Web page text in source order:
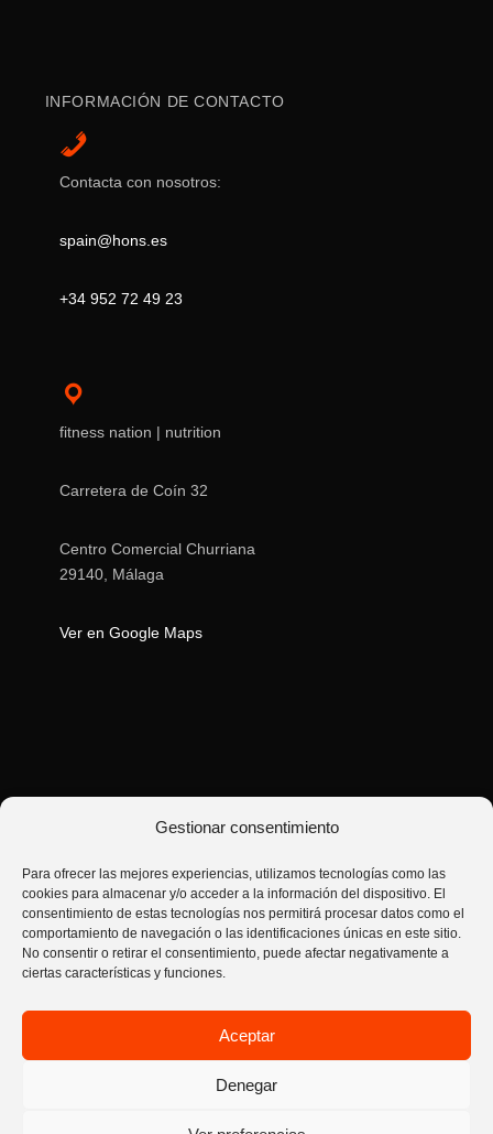
Gestionar consentimiento
Para ofrecer las mejores experiencias, utilizamos tecnologías como las
cookies para almacenar y/o acceder a la información del dispositivo. El
consentimiento de estas tecnologías nos permitirá procesar datos como el
comportamiento de navegación o las identificaciones únicas en este sitio.
No consentir o retirar el consentimiento, puede afectar negativamente a
ciertas características y funciones.
Aceptar
Denegar
INFORMACIÓN DE CONTACTO
Contacta con nosotros:
spain@hons.es
+34 952 72 49 23
fitness nation | nutrition
Carretera de Coín 32
Centro Comercial Churriana
29140, Málaga
Ver en Google Maps
hons | house of nutrition sport © 2026. Todos los derechos reservados.
Términos y condiciones de venta
Envíos metodos de pago y devoluciones